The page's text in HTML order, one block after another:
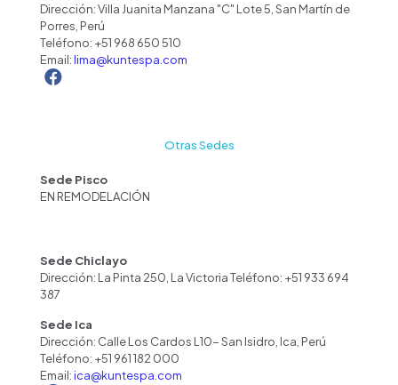
Dirección: Villa Juanita Manzana "C" Lote 5, San Martín de
Porres, Perú
Teléfono: +51 968 650 510
Email:lima@kuntespa.com
Otras Sedes
Sede Pisco
EN REMODELACIÓN
Sede Chiclayo
Dirección: La Pinta 250, La Victoria Teléfono: +51 933 694
387
Sede Ica
Dirección: Calle Los Cardos L10- San Isidro, Ica, Perú
Teléfono: +51 961 182 000
Email:ica@kuntespa.com